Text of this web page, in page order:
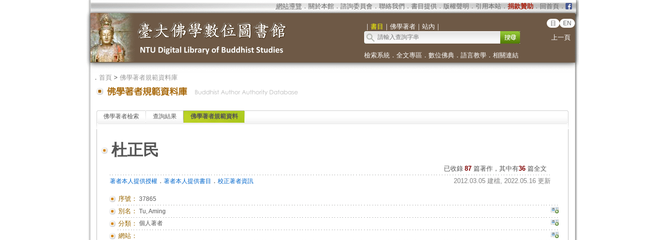
網站導覽 ． 關於本館． 諮詢委員會． 聯絡我們 ． 書目提供． 版權聲明 ． 引用本站． 捐款贊助．回首頁．
｜ 書目 ｜ 佛學著者｜ 站內 ｜ 日 EN
上一頁
檢索系統． 全文專區 ． 數位佛典． 語言教學． 相關連結
． 首頁> 佛學著者規範資料庫
佛學著者檢索 查詢結果 佛學著者規範資料
杜正民
已收錄 87 篇著作，其中有36篇全文
著者本人提供授權． 著者本人提供書目 ． 校正著者資訊 2012.03.05 建檔, 2022.05.16 更新
序號： 37865
別名： Tu, Aming
分類： 個人著者
網站：